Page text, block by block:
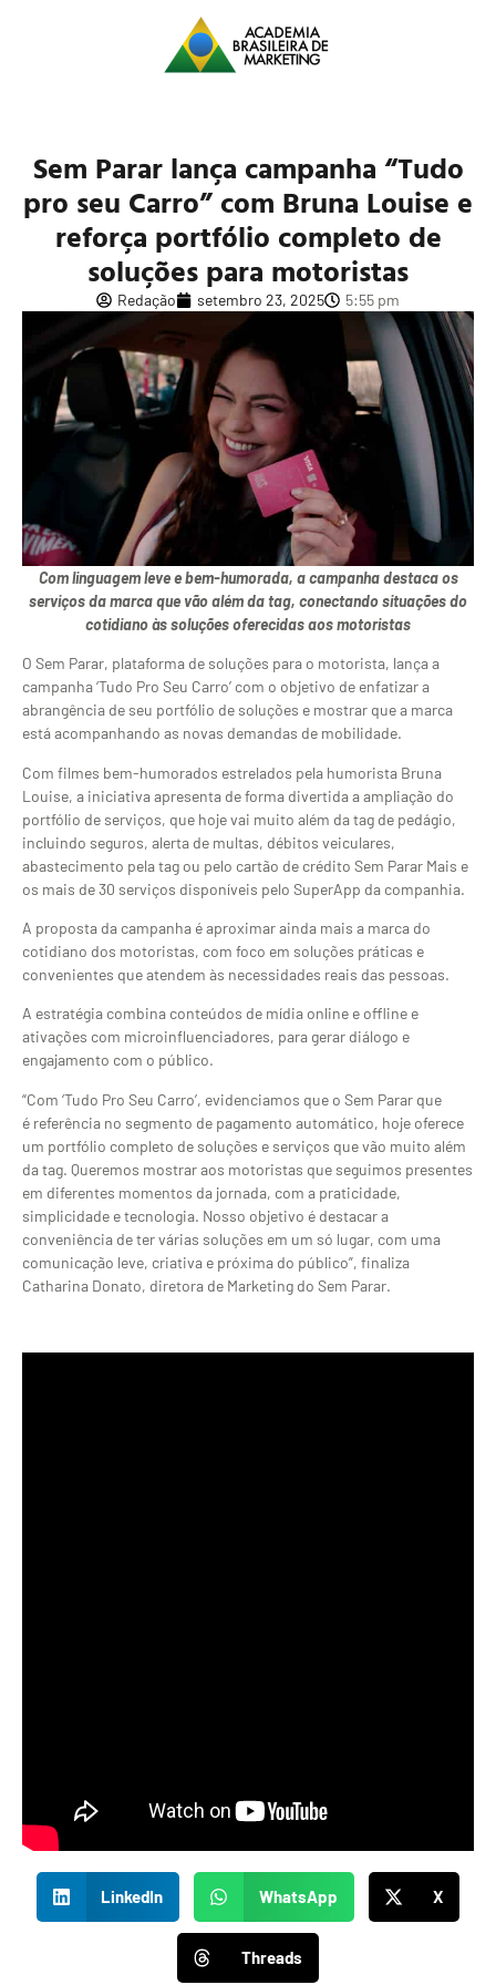
Sem Parar lança campanha “Tudo
pro seu Carro” com Bruna Louise e
reforça portfólio completo de
soluções para motoristas
Redação setembro 23, 2025 5:55 pm
Com linguagem leve e bem-humorada, a campanha destaca os
serviços da marca que vão além da tag, conectando situações do
cotidiano às soluções oferecidas aos motoristas
O Sem Parar, plataforma de soluções para o motorista, lança a
campanha ‘Tudo Pro Seu Carro’ com o objetivo de enfatizar a
abrangência de seu portfólio de soluções e mostrar que a marca
está acompanhando as novas demandas de mobilidade.
Com filmes bem-humorados estrelados pela humorista Bruna
Louise, a iniciativa apresenta de forma divertida a ampliação do
portfólio de serviços, que hoje vai muito além da tag de pedágio,
incluindo seguros, alerta de multas, débitos veiculares,
abastecimento pela tag ou pelo cartão de crédito Sem Parar Mais e
os mais de 30 serviços disponíveis pelo SuperApp da companhia.
A proposta da campanha é aproximar ainda mais a marca do
cotidiano dos motoristas, com foco em soluções práticas e
convenientes que atendem às necessidades reais das pessoas.
A estratégia combina conteúdos de mídia online e offline e
ativações com microinfluenciadores, para gerar diálogo e
engajamento com o público.
“Com ‘Tudo Pro Seu Carro’, evidenciamos que o Sem Parar que
é referência no segmento de pagamento automático, hoje oferece
um portfólio completo de soluções e serviços que vão muito além
da tag. Queremos mostrar aos motoristas que seguimos presentes
em diferentes momentos da jornada, com a praticidade,
simplicidade e tecnologia. Nosso objetivo é destacar a
conveniência de ter várias soluções em um só lugar, com uma
comunicação leve, criativa e próxima do público”, finaliza
Catharina Donato, diretora de Marketing do Sem Parar.
LinkedIn WhatsApp X
Threads